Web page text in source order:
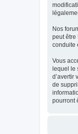
Nos
peut être
conduite
Vous
lequel le
d’avertir
de
pourront